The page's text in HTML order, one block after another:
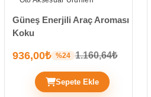
Güneş Enerjili Araç Aroması
Koku
936,00₺ %24 1.160,64₺
Sepete Ekle